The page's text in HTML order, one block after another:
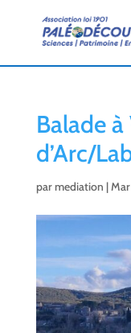
Balade
d’Arc/
parmediation |